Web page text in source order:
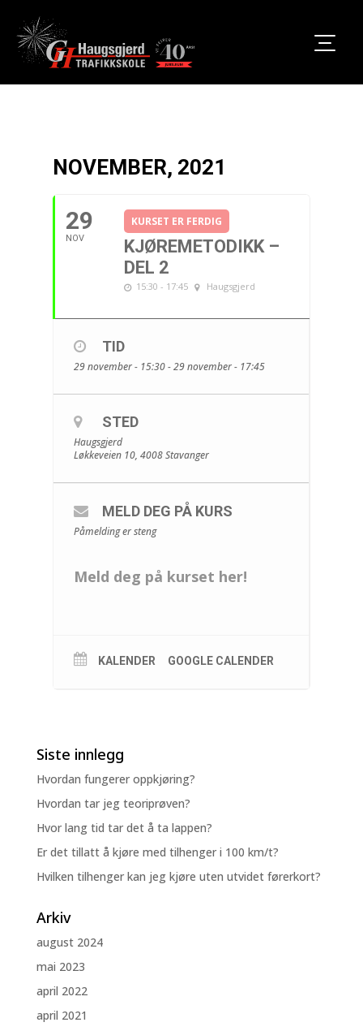
NOVEMBER, 2021
29
NOV
KURSET ER FERDIG
KJØREMETODIKK –
DEL 2
15:30 - 17:45 Haugsgjerd
TID
29 november - 15:30 - 29 november - 17:45
STED
Haugsgjerd
Løkkeveien 10, 4008 Stavanger
MELD DEG PÅ KURS
Påmelding er steng
Meld deg på kurset her!
KALENDER GOOGLE CALENDER
Siste innlegg
Hvordan fungerer oppkjøring?
Hvordan tar jeg teoriprøven?
Hvor lang tid tar det å ta lappen?
Er det tillatt å kjøre med tilhenger i 100 km/t?
Hvilken tilhenger kan jeg kjøre uten utvidet førerkort?
Arkiv
august 2024
mai 2023
april 2022
april 2021